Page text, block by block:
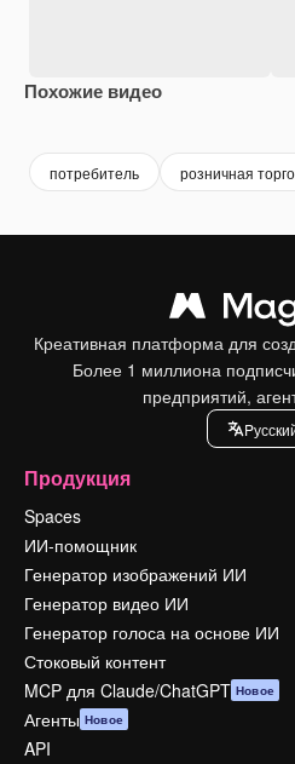
Похожие видео
потребитель розничная
Креативная платформа для
Более 1 миллиона
предприятий,
Продукция
Spaces
ИИ-помощник
Генератор изображений ИИ
Генератор видео ИИ
Генератор голоса на основе ИИ
Стоковый контент
MCP для Claude/ChatGPT Новое
Агенты Новое
API